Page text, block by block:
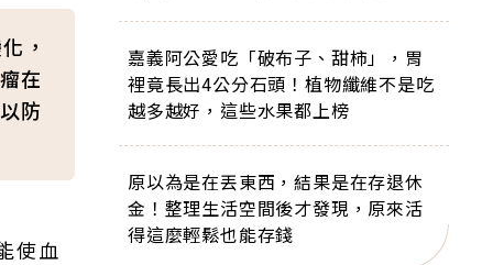
，
在
防
使血
嘉義阿公愛吃「破布子、甜柿」，胃
裡竟長出4公分石頭！植物纖維不是吃
越多越好，這些水果都上榜
原以為是在丟東西，結果是在存退休
金！整理生活空間後才發現，原來活
得這麼輕鬆也能存錢